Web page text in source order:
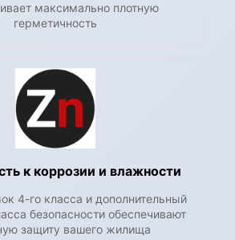
максимально плотную
герметичность
к коррозии и влажности
4-го класса и дополнительный
безопасности обеспечивают
защиту вашего жилища